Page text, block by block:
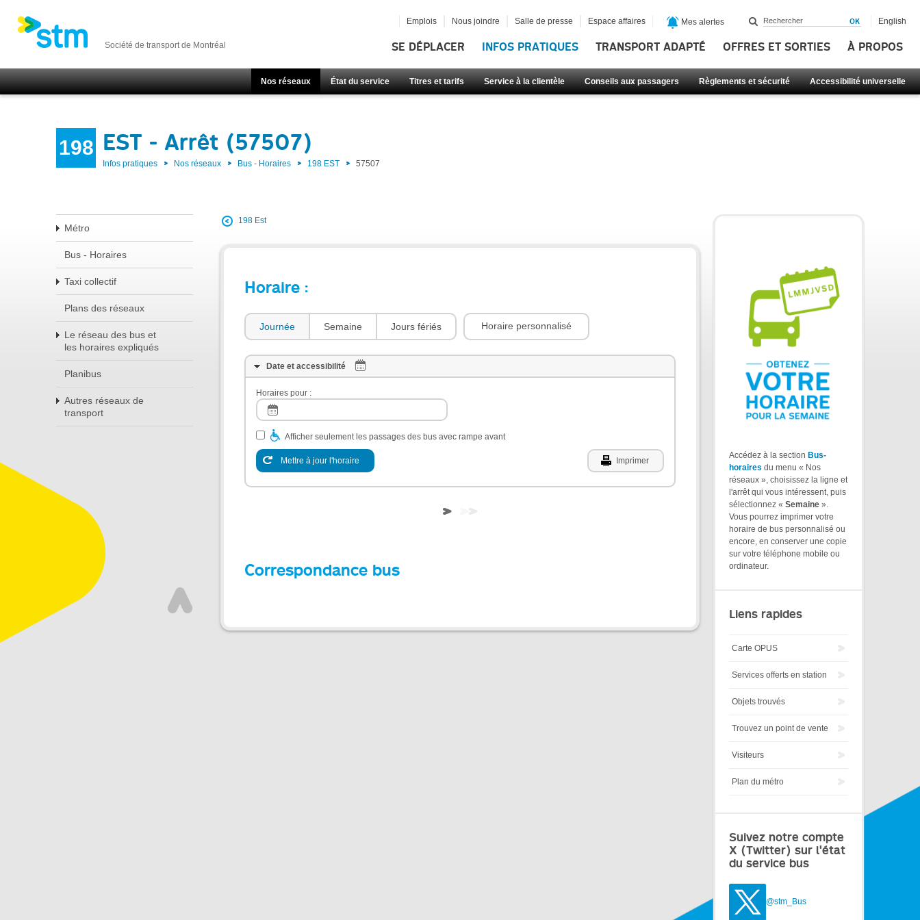
Société de transport de Montréal SE DÉPLACER INFOS PRATIQUES TRANSPORT ADAPTÉ OFFRES ET SORTIES À PROPOS
Nos réseaux État du service Titres et tarifs Service à la clientèle Conseils aux passagers Règlements et sécurité Accessibilité universelle
Emplois Nous joindre Salle de presse Espace affaires Mes alertes English
198 EST - Arrêt (57507)
Infos pratiques Nos réseaux Bus - Horaires 198 EST 57507
Métro
Bus - Horaires
Taxi collectif
Plans des réseaux
Le réseau des bus et
les horaires expliqués
Planibus
Autres réseaux de
transport
198 Est
Horaire :
Journée Semaine Jours fériés Horaire personnalisé
Date et accessibilité
Horaires pour :
Afficher seulement les passages des bus avec rampe avant
Mettre à jour l'horaire Imprimer
Correspondance bus
Accédez à la section Bus-
horaires du menu « Nos
réseaux », choisissez la ligne et
l'arrêt qui vous intéressent, puis
sélectionnez « Semaine ».
Vous pourrez imprimer votre
horaire de bus personnalisé ou
encore, en conserver une copie
sur votre téléphone mobile ou
ordinateur.
Liens rapides
Carte OPUS
Services offerts en station
Objets trouvés
Trouvez un point de vente
Visiteurs
Plan du métro
Suivez notre compte
X (Twitter) sur l'état
du service bus
@stm_Bus